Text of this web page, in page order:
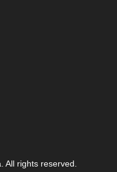
All rights reserved.